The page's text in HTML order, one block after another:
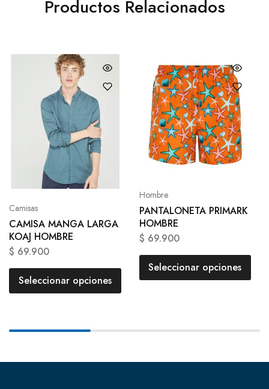
Productos Relacionados
Camisas
CAMISA MANGA LARGA
KOAJ HOMBRE
$ 69.900
Seleccionar opciones
Hombre
PANTALONETA PRIMARK
HOMBRE
$ 69.900
Seleccionar opciones